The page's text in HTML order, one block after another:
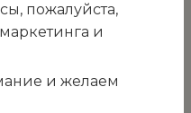
по 31.03.2027
пожалуйста,
и
и желаем